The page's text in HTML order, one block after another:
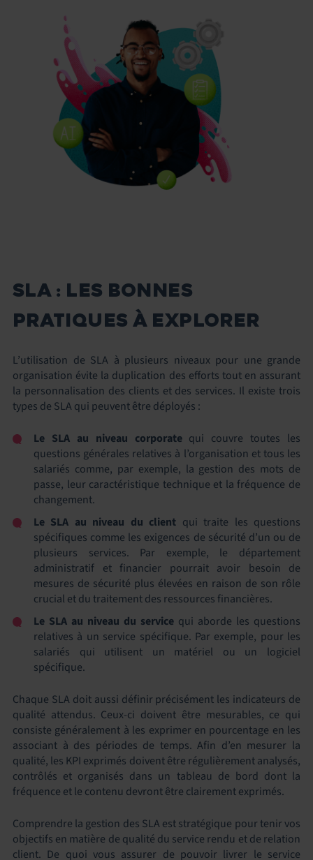
SLA : LES BONNES
PRATIQUES À EXPLORER
L’utilisation de SLA à plusieurs niveaux pour une grande
organisation évite la duplication des efforts tout en assurant
la personnalisation des clients et des services. Il existe trois
types de SLA qui peuvent être déployés :
Le SLA au niveau corporatequi couvre toutes les
questions générales relatives à l’organisation et tous les
salariés comme, par exemple, la gestion des mots de
passe, leur caractéristique technique et la fréquence de
changement.
Le SLA au niveau du client qui traite les questions
spécifiques comme les exigences de sécurité d’un ou de
plusieurs services. Par exemple, le département
administratif et financier pourrait avoir besoin de
mesures de sécurité plus élevées en raison de son rôle
crucial et du traitement des ressources financières.
Le SLA au niveau du service qui aborde les questions
relatives à un service spécifique. Par exemple, pour les
salariés qui utilisent un matériel ou un logiciel
spécifique.
Chaque SLA doit aussi définir précisément les indicateurs de
qualité attendus. Ceux-ci doivent être mesurables, ce qui
consiste généralement à les exprimer en pourcentage en les
associant à des périodes de temps. Afin d’en mesurer la
qualité, les KPI exprimés doivent être régulièrement analysés,
contrôlés et organisés dans un tableau de bord dont la
fréquence et le contenu devront être clairement exprimés.
Comprendre la gestion des SLA est stratégique pour tenir vos
objectifs en matière de qualité du service rendu et de relation
client. De quoi vous assurer de pouvoir livrer le service